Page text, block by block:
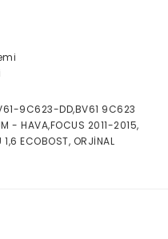
9C623-DD,BV61 9C623
- HAVA,FOCUS 2011-2015,
ECOBOST, ORJİNAL